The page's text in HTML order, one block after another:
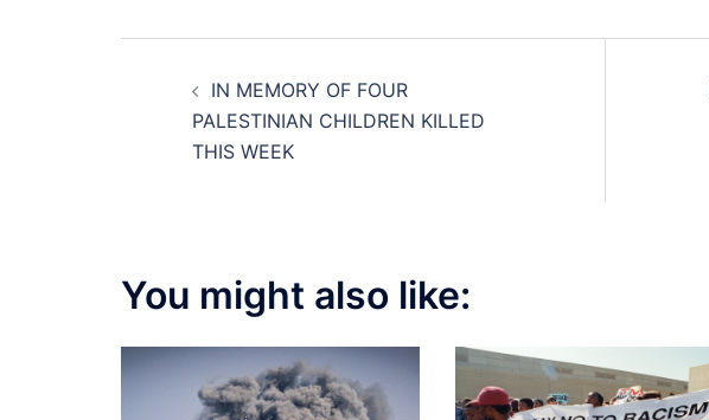
navigation
IN MEMORY OF FOUR
PALESTINIAN CHILDREN KILLED
THIS WEEK
You might also like: